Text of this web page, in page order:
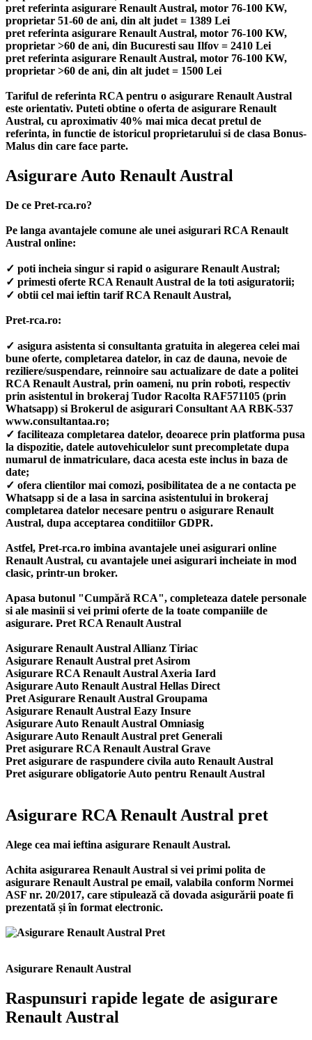
pret referinta asigurare Renault Austral, motor 76-100 KW,
proprietar 51-60 de ani, din alt judet = 1389 Lei
pret referinta asigurare Renault Austral, motor 76-100 KW,
proprietar >60 de ani, din Bucuresti sau Ilfov = 2410 Lei
pret referinta asigurare Renault Austral, motor 76-100 KW,
proprietar >60 de ani, din alt judet = 1500 Lei
Tariful de referinta RCA pentru o asigurare Renault Austral
este orientativ. Puteti obtine o oferta de asigurare Renault
Austral, cu aproximativ 40% mai mica decat pretul de
referinta, in functie de istoricul proprietarului si de clasa Bonus-
Malus din care face parte.
Asigurare Auto Renault Austral
De ce Pret-rca.ro?
Pe langa avantajele comune ale unei asigurari RCA Renault
Austral online:
✓ poti incheia singur si rapid o asigurare Renault Austral;
✓ primesti oferte RCA Renault Austral de la toti asiguratorii;
✓ obtii cel mai ieftin tarif RCA Renault Austral,
Pret-rca.ro:
✓ asigura asistenta si consultanta gratuita in alegerea celei mai
bune oferte, completarea datelor, in caz de dauna, nevoie de
reziliere/suspendare, reinnoire sau actualizare de date a politei
RCA Renault Austral, prin oameni, nu prin roboti, respectiv
prin asistentul in brokeraj Tudor Racolta RAF571105 (prin
Whatsapp) si Brokerul de asigurari Consultant AA RBK-537
www.consultantaa.ro;
✓ faciliteaza completarea datelor, deoarece prin platforma pusa
la dispozitie, datele autovehiculelor sunt precompletate dupa
numarul de inmatriculare, daca acesta este inclus in baza de
date;
✓ ofera clientilor mai comozi, posibilitatea de a ne contacta pe
Whatsapp si de a lasa in sarcina asistentului in brokeraj
completarea datelor necesare pentru o asigurare Renault
Austral, dupa acceptarea conditiilor GDPR.
Astfel, Pret-rca.ro imbina avantajele unei asigurari online
Renault Austral, cu avantajele unei asigurari incheiate in mod
clasic, printr-un broker.
Apasa butonul "Cumpără RCA", completeaza datele personale
si ale masinii si vei primi oferte de la toate companiile de
asigurare. Pret RCA Renault Austral
Asigurare Renault Austral Allianz Tiriac
Asigurare Renault Austral pret Asirom
Asigurare RCA Renault Austral Axeria Iard
Asigurare Auto Renault Austral Hellas Direct
Pret Asigurare Renault Austral Groupama
Asigurare Renault Austral Eazy Insure
Asigurare Auto Renault Austral Omniasig
Asigurare Auto Renault Austral pret Generali
Pret asigurare RCA Renault Austral Grave
Pret asigurare de raspundere civila auto Renault Austral
Pret asigurare obligatorie Auto pentru Renault Austral
Asigurare RCA Renault Austral pret
Alege cea mai ieftina asigurare Renault Austral.
Achita asigurarea Renault Austral si vei primi polita de
asigurare Renault Austral pe email, valabila conform Normei
ASF nr. 20/2017, care stipulează că dovada asigurării poate fi
prezentată și în format electronic.
Asigurare Renault Austral
Raspunsuri rapide legate de asigurare
Renault Austral